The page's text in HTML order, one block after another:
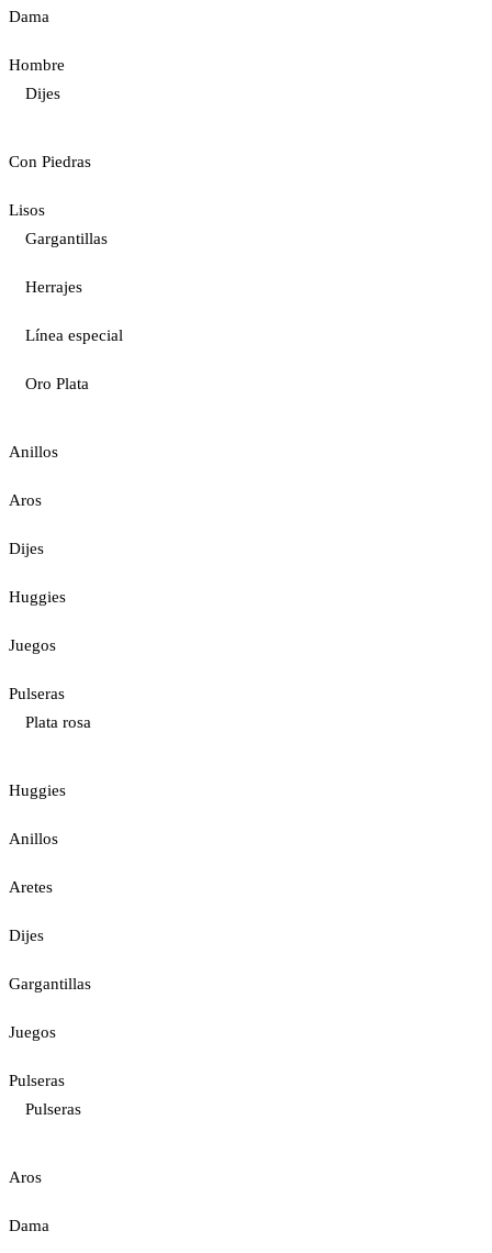
Dama
Hombre
Dijes
Con Piedras
Lisos
Gargantillas
Herrajes
Línea especial
Oro Plata
Anillos
Aros
Dijes
Huggies
Juegos
Pulseras
Plata rosa
Huggies
Anillos
Aretes
Dijes
Gargantillas
Juegos
Pulseras
Pulseras
Aros
Dama